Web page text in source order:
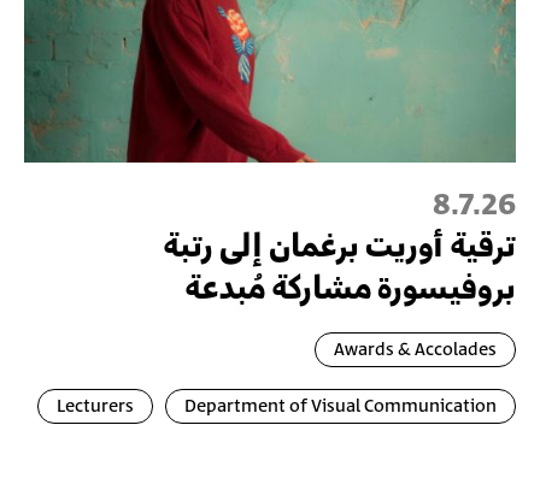
8.7.26
ترقية أُوريت برغمان إلى رتبة
بروفيسورة مشاركة مُبدعة
Awards & Accolades
Department of Visual Communication
Lecturers